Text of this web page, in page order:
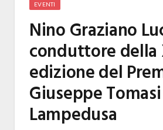
EVENTI
Nino Graziano
conduttore della
edizione del
Giuseppe
Lampedusa